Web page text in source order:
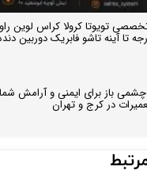
از دوربین ۳۶۰ درجه تا آینه تاشو فابریک
خودرو؛ چشمی باز برای ایمنی و
در کرج و تهران